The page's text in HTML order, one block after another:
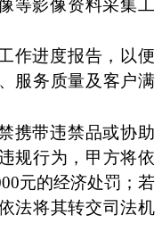
等影像资料采集工
作进度报告，以便
服务质量及客户满
携带违禁品或协助
规行为，甲方将依
元的经济处罚；若
法将其转交司法机